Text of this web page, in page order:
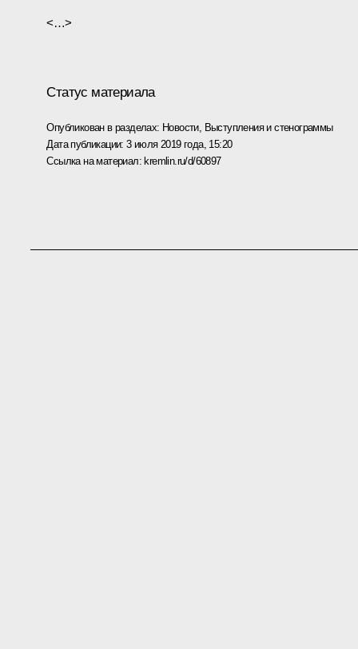
<…>
Статус материала
Опубликован в разделах: Новости, Выступления и стенограммы
Дата публикации:3 июля 2019 года, 15:20
Ссылка на материал: kremlin.ru/d/60897